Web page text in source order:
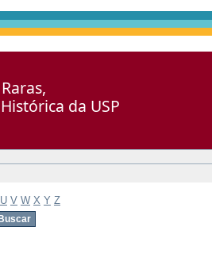
da USP
U V W X Y Z